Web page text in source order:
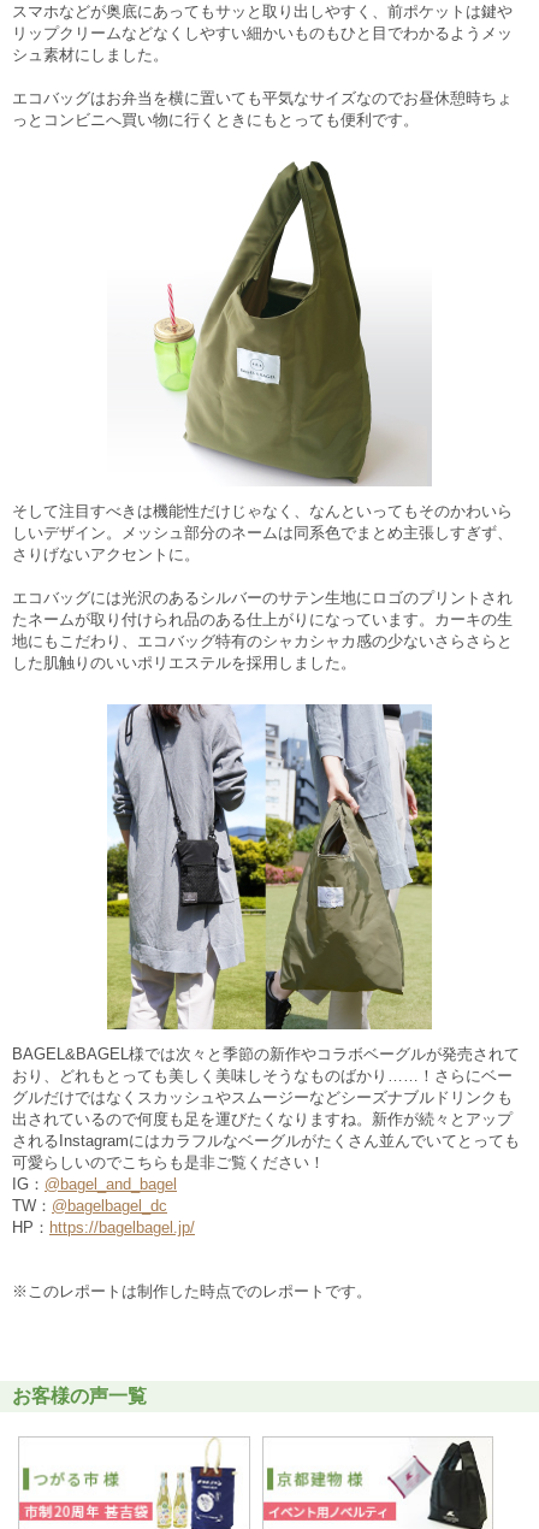
スマホなどが奥底にあってもサッと取り出しやすく、前ポケットは鍵や
リップクリームなどなくしやすい細かいものもひと目でわかるよう メッ
シュ素材にしました。
エコバッグはお弁当を横に置いても平気なサイズなのでお昼休憩時ちょ
っとコンビニへ買い物に行くときにもとっても便利です。
そして注目すべきは機能性だけじゃなく、なんといってもそのかわいら
しいデザイン。メッシュ部分のネームは同系色でまとめ主張しすぎず、
さりげないアクセントに。
エコバッグには光沢のあるシルバーのサテン生地にロゴのプリントされ
たネームが取り付けられ品のある仕上がりになっています。カーキの生
地にもこだわり、エコバッグ特有のシャカシャカ感の少ないさらさらと
した肌触りのいいポリエステルを採用しました。
BAGEL&BAGEL様では次々と季節の新作やコラボベーグルが発売されて
おり、どれもとっても美しく美味しそうなものばかり……！さらにベー
グルだけではなくスカッシュやスムージーなどシーズナブルドリンクも
出されているので何度も足を運びたくなりますね。新作が続々とアップ
されるInstagramにはカラフルなベーグルがたくさん並んでいてとっても
可愛らしいのでこちらも是非ご覧ください！
IG： @bagel_and_bagel
TW： @bagelbagel_dc
HP： https://bagelbagel.jp/
※このレポートは制作した時点でのレポートです。
お客様の声一覧